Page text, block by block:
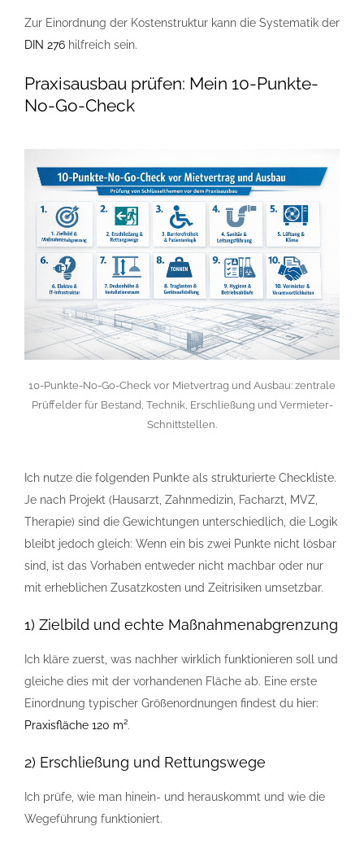
Zur Einordnung der Kostenstruktur kann die Systematik der
DIN 276hilfreich sein.
Praxisausbau prüfen: Mein 10-Punkte-
No-Go-Check
10-Punkte-No-Go-Check vor Mietvertrag und Ausbau: zentrale
Prüffelder für Bestand, Technik, Erschließung und Vermieter-
Schnittstellen.
Ich nutze die folgenden Punkte als strukturierte Checkliste.
Je nach Projekt (Hausarzt, Zahnmedizin, Facharzt, MVZ,
Therapie) sind die Gewichtungen unterschiedlich, die Logik
bleibt jedoch gleich: Wenn ein bis zwei Punkte nicht lösbar
sind, ist das Vorhaben entweder nicht machbar oder nur
mit erheblichen Zusatzkosten und Zeitrisiken umsetzbar.
1) Zielbild und echte Maßnahmenabgrenzung
Ich kläre zuerst, was nachher wirklich funktionieren soll und
gleiche dies mit der vorhandenen Fläche ab. Eine erste
Einordnung typischer Größenordnungen findest du hier:
Praxisfläche 120 m².
2) Erschließung und Rettungswege
Ich prüfe, wie man hinein- und herauskommt und wie die
Wegeführung funktioniert.